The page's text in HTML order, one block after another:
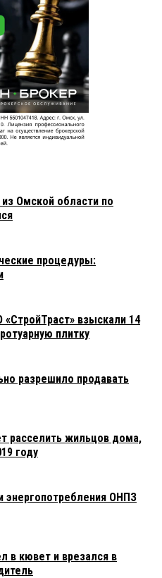
Омской области по
процедуры:
взыскали 14
плитку
разрешило продавать
расселить жильцов дома,
году
ОНПЗ
в кювет и врезался в